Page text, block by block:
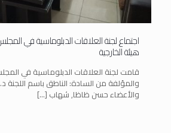
اجتماع لجنة العلاقات الدبلوماسية في
هيئة الخارجية
قامت لجنة العلاقات الدبلوماسية في
والمؤلفة من السادة: الناطق باسم اللجنة
والأعضاء حسن ظاظا, شهاب […]